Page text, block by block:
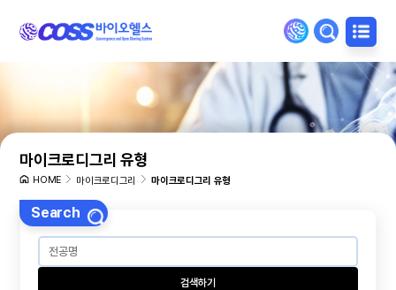
마이크로디그리 유형
HOME 마이크로디그리 마이크로디그리 유형
Search
검색하기